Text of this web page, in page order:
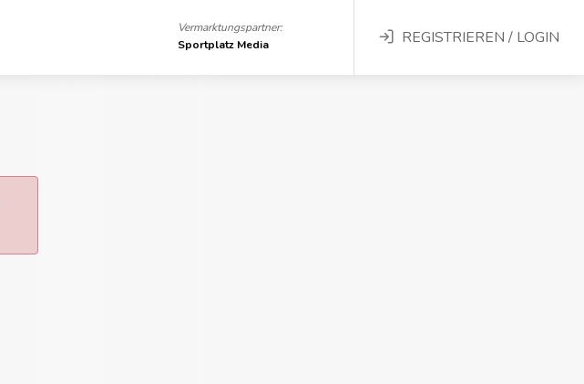
Vermarktungspartner:
Sportplatz Media
REGISTRIEREN / LOGIN